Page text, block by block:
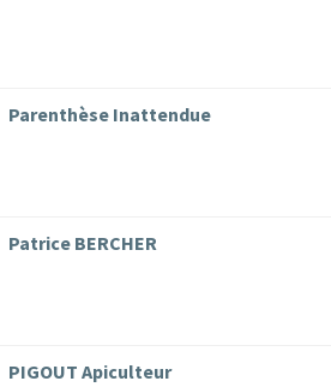
Parenthèse Inattendue
Patrice BERCHER
PIGOUT Apiculteur